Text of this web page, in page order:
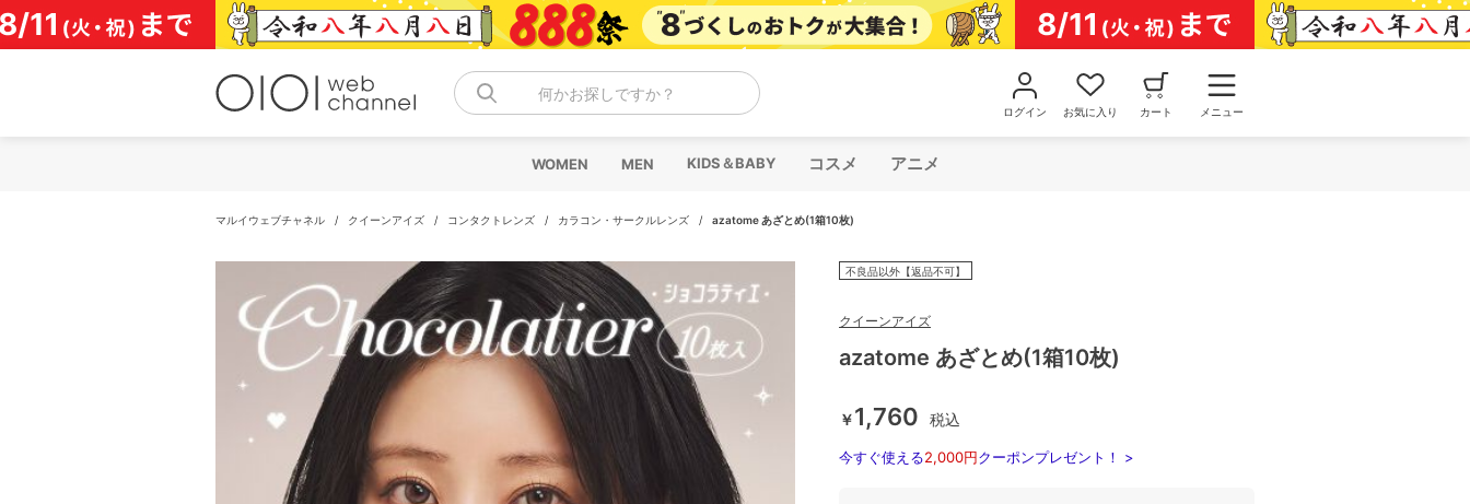
コ
ン
テ
何かお探しですか？
ログイン お気に入り カート メニュー
WOMEN MEN KIDS＆BABY コスメ アニメ
マルイウェブチャネル / クイーンアイズ / コンタクトレンズ / カラコン・サークルレンズ / azatome あざとめ(1箱10枚)
不良品以外【返品不可】
クイーンアイズ
azatome あざとめ(1箱10枚)
￥1,760 税込
今すぐ使える2,000円クーポンプレゼント！ >